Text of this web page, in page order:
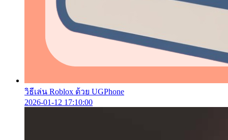
วิธีเล่น Roblox ด้วย UGPhone
2026-01-12 17:10:00